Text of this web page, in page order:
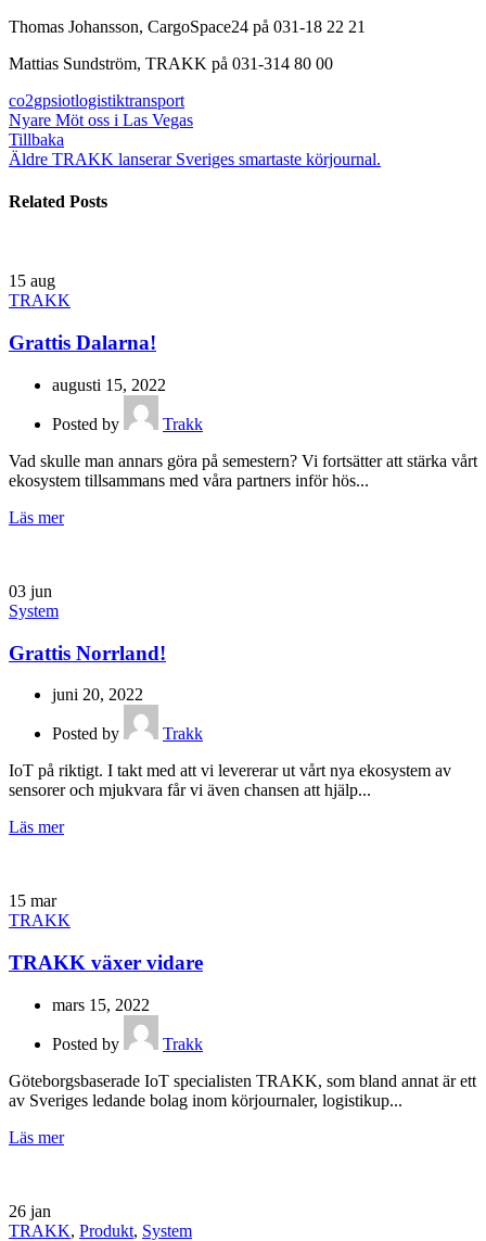
Thomas Johansson, CargoSpace24 på 031-18 22 21
Mattias Sundström, TRAKK på 031-314 80 00
co2gpsiotlogistiktransport
Nyare Möt oss i Las Vegas
Tillbaka
Äldre TRAKK lanserar Sveriges smartaste körjournal.
Related Posts
15 aug
TRAKK
Grattis Dalarna!
augusti 15, 2022
Posted by
Trakk
Vad skulle man annars göra på semestern? Vi fortsätter att stärka vårt
ekosystem tillsammans med våra partners inför hös...
Läs mer
03 jun
System
Grattis Norrland!
juni 20, 2022
Posted by
Trakk
IoT på riktigt. I takt med att vi levererar ut vårt nya ekosystem av
sensorer och mjukvara får vi även chansen att hjälp...
Läs mer
15 mar
TRAKK
TRAKK växer vidare
mars 15, 2022
Posted by
Trakk
Göteborgsbaserade IoT specialisten TRAKK, som bland annat är ett
av Sveriges ledande bolag inom körjournaler, logistikup...
Läs mer
26 jan
TRAKK, Produkt, System